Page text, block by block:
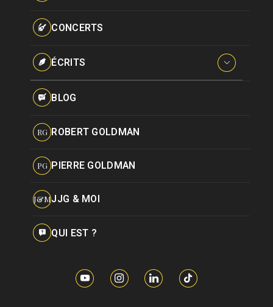
Pseudonymes
CONCERTS
ÉCRITS
Interviews
BLOG
RG ROBERT GOLDMAN
PG PIERRE GOLDMAN
J&MJJG & MOI
QUI EST ?